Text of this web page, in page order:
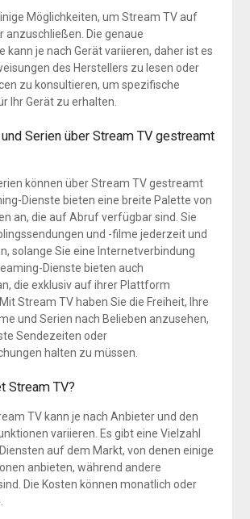
Möglichkeiten, um Stream TV auf
anzuschließen. Die genaue
kann je nach Gerät variieren, daher ist es
des Herstellers zu lesen oder
zu konsultieren, um spezifische
Ihr Gerät zu erhalten.
Serien über Stream TV gestreamt
können über Stream TV gestreamt
Dienste bieten eine breite Palette von
an, die auf Abruf verfügbar sind. Sie
und -filme jederzeit und
solange Sie eine Internetverbindung
Dienste bieten auch
die exklusiv auf ihrer Plattform
Stream TV haben Sie die Freiheit, Ihre
und Serien nach Belieben anzusehen,
Sendezeiten oder
halten zu müssen.
Stream TV?
TV kann je nach Anbieter und den
variieren. Es gibt eine Vielzahl
auf dem Markt, von denen einige
anbieten, während andere
Die Kosten können monatlich oder